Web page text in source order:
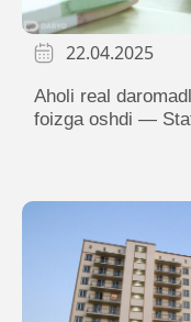
22.04.2025
Aholi real
foizga oshdi —